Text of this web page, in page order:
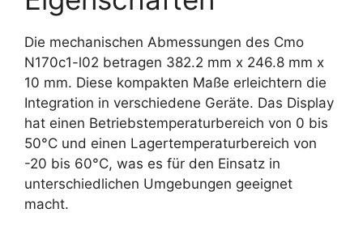
Die mechanischen Abmessungen des Cmo
N170c1-l02 betragen 382.2 mm x 246.8 mm x
10 mm. Diese kompakten Maße erleichtern die
Integration in verschiedene Geräte. Das Display
hat einen Betriebstemperaturbereich von 0 bis
50°C und einen Lagertemperaturbereich von
-20 bis 60°C, was es für den Einsatz in
unterschiedlichen Umgebungen geeignet
macht.